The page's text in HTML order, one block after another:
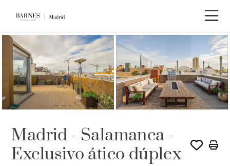
ALQUILADO POR BARNES
Madrid - Salamanca -
Exclusivo ático dúplex